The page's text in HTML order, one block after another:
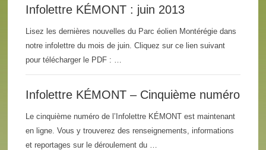
Infolettre KÉMONT : juin 2013
Lisez les dernières nouvelles du Parc éolien Montérégie dans
notre infolettre du mois de juin. Cliquez sur ce lien suivant
pour télécharger le PDF : …
Infolettre KÉMONT – Cinquième numéro
Le cinquième numéro de l’Infolettre KÉMONT est maintenant
en ligne. Vous y trouverez des renseignements, informations
et reportages sur le déroulement du …